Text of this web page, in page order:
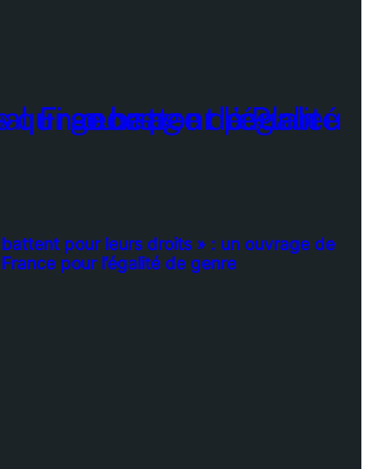
pour leurs droits » : un ouvrage de
pour l’égalité de genre